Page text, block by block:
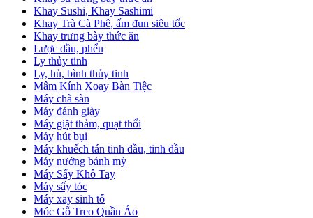
Khay Sushi, Khay Sashimi
Khay Trà Cà Phê, ấm đun siêu tốc
Khay trưng bày thức ăn
Lược dầu, phểu
Ly thủy tinh
Ly, hủ, bình thủy tinh
Mâm Kính Xoay Bàn Tiệc
Máy chà sàn
Máy đánh giày
Máy giặt thảm, quạt thổi
Máy hút bụi
Máy khuếch tán tinh dầu, tinh dầu
Máy nướng bánh mỳ
Máy Sấy Khô Tay
Máy sấy tóc
Máy xay sinh tố
Móc Gỗ Treo Quần Áo